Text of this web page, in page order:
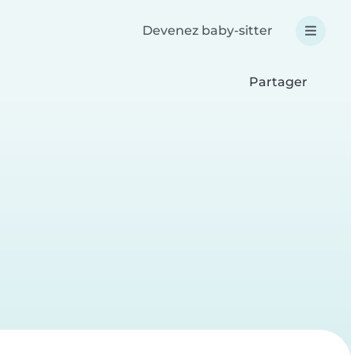
Devenez baby-sitter
Partager